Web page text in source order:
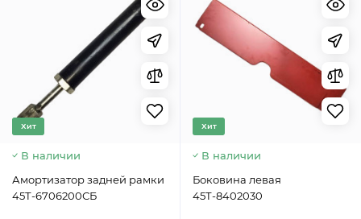
Хит
В наличии
Амортизатор задней рамки
45Т-6706200СБ
Хит
В наличии
Боковина левая
45Т-8402030